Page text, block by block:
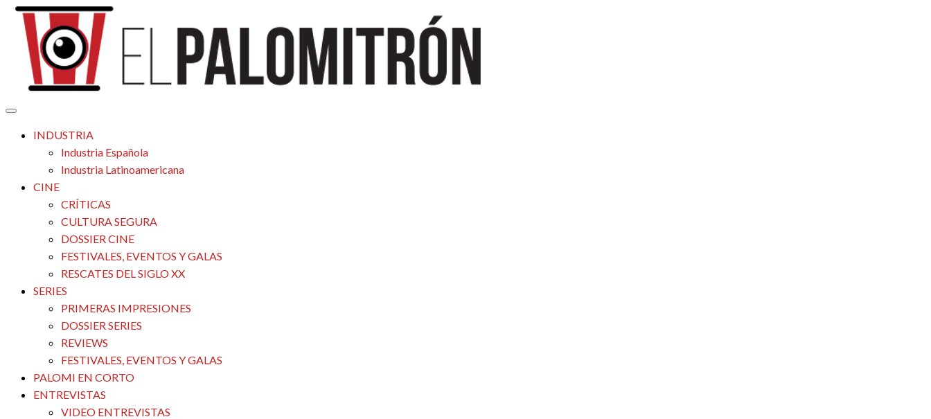
Saltar
contenido
El Palomitrón
Tu espacio de la industria de cine española y latinoamericana
INDUSTRIA
Industria Española
Industria Latinoamericana
CINE
CRÍTICAS
CULTURA SEGURA
DOSSIER CINE
FESTIVALES, EVENTOS Y GALAS
RESCATES DEL SIGLO XX
SERIES
PRIMERAS IMPRESIONES
DOSSIER SERIES
REVIEWS
FESTIVALES, EVENTOS Y GALAS
PALOMI EN CORTO
ENTREVISTAS
VIDEO ENTREVISTAS